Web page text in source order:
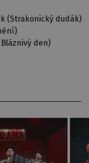
(Strakonický dudák)
)
den)